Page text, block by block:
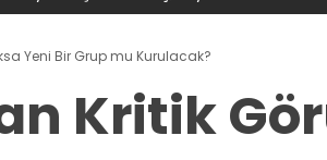
Yeni Bir Grup mu Kurulacak?
Kritik